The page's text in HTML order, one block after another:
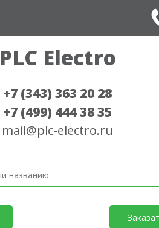
PLC Electro
+7 (343) 363 20 28
+7 (499) 444 38 35
mail@plc-electro.ru